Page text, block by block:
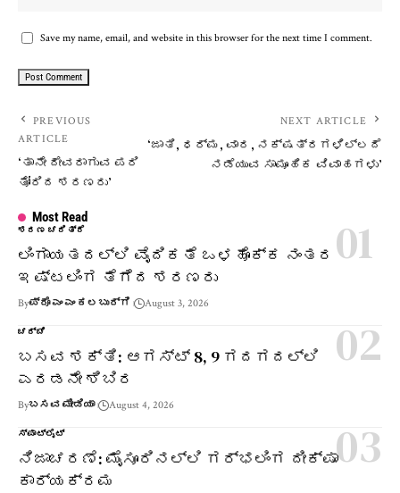
Save my name, email, and website in this browser for the next time I comment.
PREVIOUS
ARTICLE
‘ತಾನೇ ದೇವರಾಗುವ ಪರಿ
ತೋರಿದ ಶರಣರು’
NEXT ARTICLE
‘ಜಾತಿ, ಧರ್ಮ, ವಾರ, ನಕ್ಷತ್ರಗಳಿಲ್ಲದೆ
ನಡೆಯುವ ಸಾಮೂಹಿಕ ವಿವಾಹಗಳು’
Most Read
ಶರಣ ಚರಿತ್ರೆ
ಲಿಂಗಾಯತದಲ್ಲಿ ವೈದಿಕತೆ ಒಳಹೊಕ್ಕ ನಂತರ
ಇಷ್ಟಲಿಂಗ ತೆಗೆದ ಶರಣರು
Byಪ್ರೊ ಎಂ ಎಂ ಕಲಬುರ್ಗಿ August 3, 2026
ಚರ್ಚೆ
ಬಸವ ಶಕ್ತಿ: ಆಗಸ್ಟ್ 8, 9 ಗದಗದಲ್ಲಿ
ಎರಡನೇ ಶಿಬಿರ
Byಬಸವ ಮೀಡಿಯಾ August 4, 2026
ಸ್ಪಾಟ್‌ಲೈಟ್
ನಿಜಾಚರಣೆ: ಮೈಸೂರಿನಲ್ಲಿ ಗರ್ಭಲಿಂಗ ದೀಕ್ಷಾ
ಕಾರ್ಯಕ್ರಮ